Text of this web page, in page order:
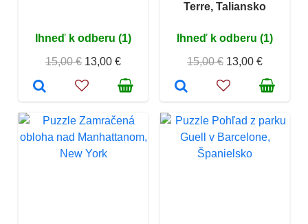
Ihneď k odberu (1)
15,00 € 13,00 €
Terre, Taliansko
Ihneď k odberu (1)
15,00 € 13,00 €